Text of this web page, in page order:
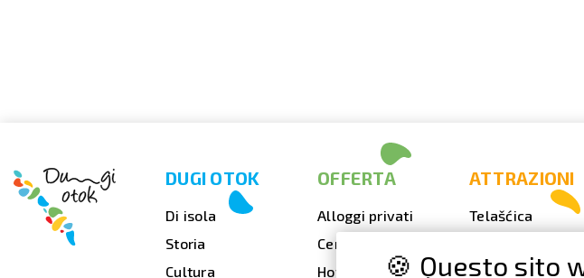
DUGI OTOK
Di isola
Storia
Cultura
OFFERTA
Alloggi privati
Cenare fuori
Hotel
ATTRAZIONI
Telašćica
Il faro Veli Rat
🍪 Questo sito